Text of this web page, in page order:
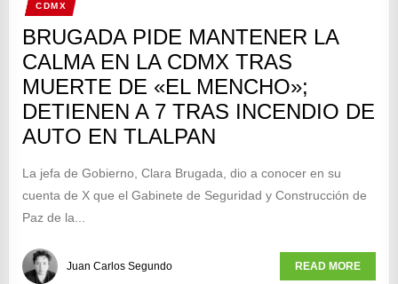
CDMX
BRUGADA PIDE MANTENER LA
CALMA EN LA CDMX TRAS
MUERTE DE «EL MENCHO»;
DETIENEN A 7 TRAS INCENDIO DE
AUTO EN TLALPAN
La jefa de Gobierno, Clara Brugada, dio a conocer en su
cuenta de X que el Gabinete de Seguridad y Construcción de
Paz de la...
Juan Carlos Segundo READ MORE